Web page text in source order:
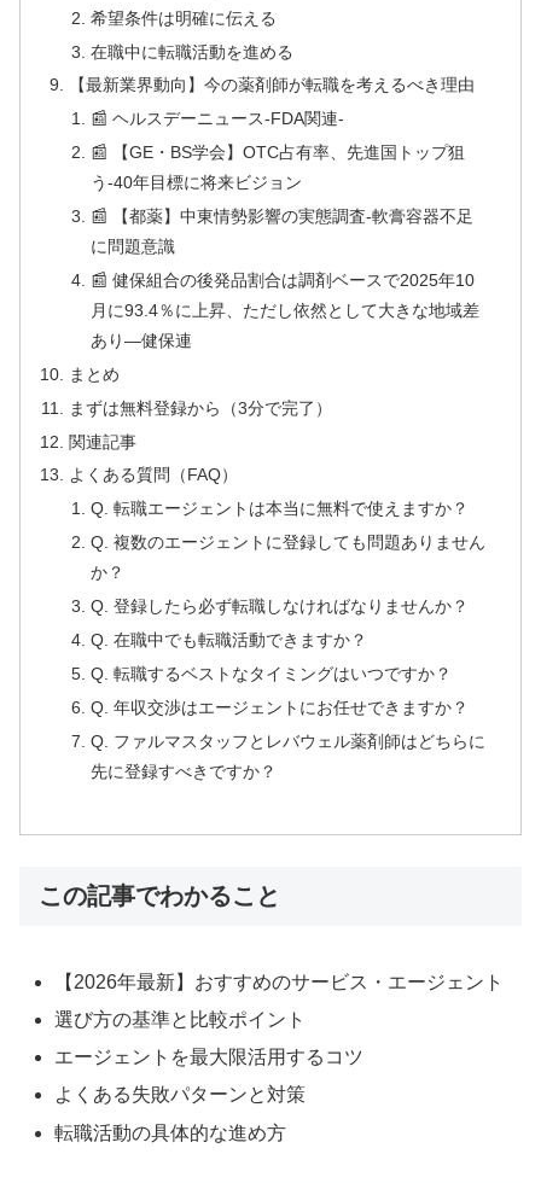
希望条件は明確に伝える
在職中に転職活動を進める
【最新業界動向】今の薬剤師が転職を考えるべき理由
📰 ヘルスデーニュース‐FDA関連‐
📰 【GE・BS学会】OTC占有率、先進国トップ狙
う‐40年目標に将来ビジョン
📰 【都薬】中東情勢影響の実態調査‐軟膏容器不足
に問題意識
📰 健保組合の後発品割合は調剤ベースで2025年10
月に93.4％に上昇、ただし依然として大きな地域差
あり—健保連
まとめ
まずは無料登録から（3分で完了）
関連記事
よくある質問（FAQ）
Q. 転職エージェントは本当に無料で使えますか？
Q. 複数のエージェントに登録しても問題ありません
か？
Q. 登録したら必ず転職しなければなりませんか？
Q. 在職中でも転職活動できますか？
Q. 転職するベストなタイミングはいつですか？
Q. 年収交渉はエージェントにお任せできますか？
Q. ファルマスタッフとレバウェル薬剤師はどちらに
先に登録すべきですか？
この記事でわかること
【2026年最新】おすすめのサービス・エージェント
選び方の基準と比較ポイント
エージェントを最大限活用するコツ
よくある失敗パターンと対策
転職活動の具体的な進め方